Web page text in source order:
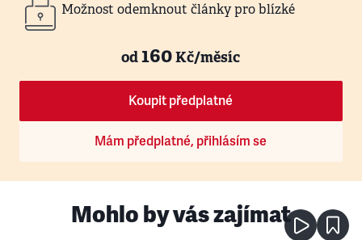
Možnost odemknout články pro blízké
od160Kč/měsíc
Koupit předplatné
Mám předplatné, přihlásím se
Mohlo by vás zajímat